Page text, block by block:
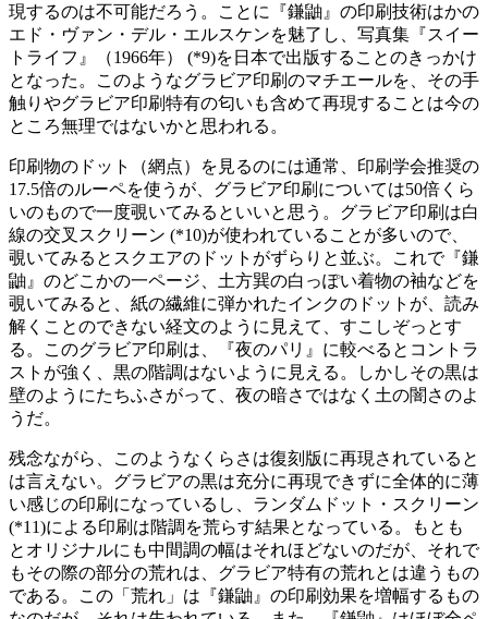
現するのは不可能だろう。ことに『鎌鼬』の印刷技術はかの
エド・ヴァン・デル・エルスケンを魅了し、写真集『スイー
トライフ』（1966年） (*9)を日本で出版することのきっかけ
となった。このようなグラビア印刷のマチエールを、その手
触りやグラビア印刷特有の匂いも含めて再現することは今の
ところ無理ではないかと思われる。
印刷物のドット（網点）を見るのには通常、印刷学会推奨の
17.5倍のルーペを使うが、グラビア印刷については50倍くら
いのもので一度覗いてみるといいと思う。グラビア印刷は白
線の交叉スクリーン (*10)が使われていることが多いので、
覗いてみるとスクエアのドットがずらりと並ぶ。これで『鎌
鼬』のどこかの一ページ、土方巽の白っぽい着物の袖などを
覗いてみると、紙の繊維に弾かれたインクのドットが、読み
解くことのできない経文のように見えて、すこしぞっとす
る。このグラビア印刷は、『夜のパリ』に較べるとコントラ
ストが強く、黒の階調はないように見える。しかしその黒は
壁のようにたちふさがって、夜の暗さではなく土の闇さのよ
うだ。
残念ながら、このようなくらさは復刻版に再現されていると
は言えない。グラビアの黒は充分に再現できずに全体的に薄
い感じの印刷になっているし、ランダムドット・スクリーン
(*11)による印刷は階調を荒らす結果となっている。もとも
とオリジナルにも中間調の幅はそれほどないのだが、それで
もその際の部分の荒れは、グラビア特有の荒れとは違うもの
である。この「荒れ」は『鎌鼬』の印刷効果を増幅するもの